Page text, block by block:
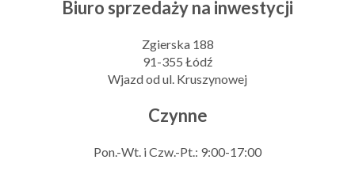
Biuro sprzedaży na inwestycji
Zgierska 188
91-355 Łódź
Wjazd od ul. Kruszynowej
Czynne
Pon.-Wt. i Czw.-Pt.: 9:00-17:00